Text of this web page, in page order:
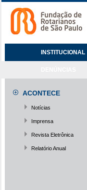
INSTITUCIONAL
ACONTECE
Notícias
Imprensa
Revista Eletrônica
Relatório Anual